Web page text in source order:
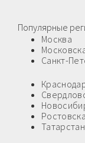
Популярные
Москва
Санкт-
Татарстан